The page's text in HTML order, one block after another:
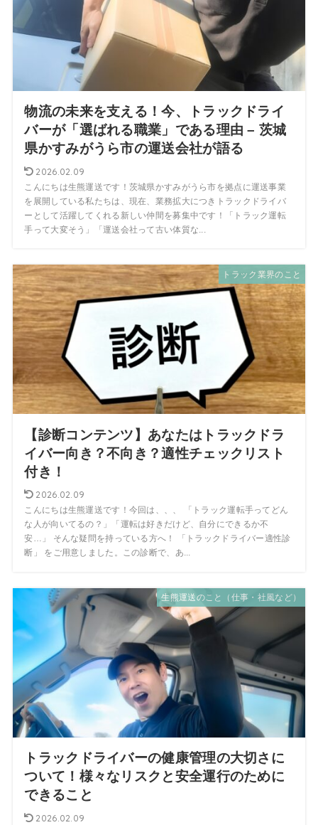
物流の未来を支える！今、トラックドライ
バーが「選ばれる職業」である理由 – 茨城
県かすみがうら市の運送会社が語る
2026.02.09
こんにちは生熊運送です！茨城県かすみがうら市を拠点に運送事業
を展開している私たちは、現在、業務拡大につきトラックドライバ
ーとして活躍してくれる新しい仲間を募集中です！「トラック運転
手って大変そう」「運送会社って古い体質な...
トラック業界のこと
【診断コンテンツ】あなたはトラックドラ
イバー向き？不向き？適性チェックリスト
付き！
2026.02.09
こんにちは生熊運送です！今回は、、、 「トラック運転手ってどん
な人が向いてるの？」「運転は好きだけど、自分にできるか不
安…」 そんな疑問を持っている方へ！ 「トラックドライバー適性診
断」 をご用意しました。この診断で、あ...
生熊運送のこと（仕事・社風など）
トラックドライバーの健康管理の大切さに
ついて！様々なリスクと安全運行のために
できること
2026.02.09